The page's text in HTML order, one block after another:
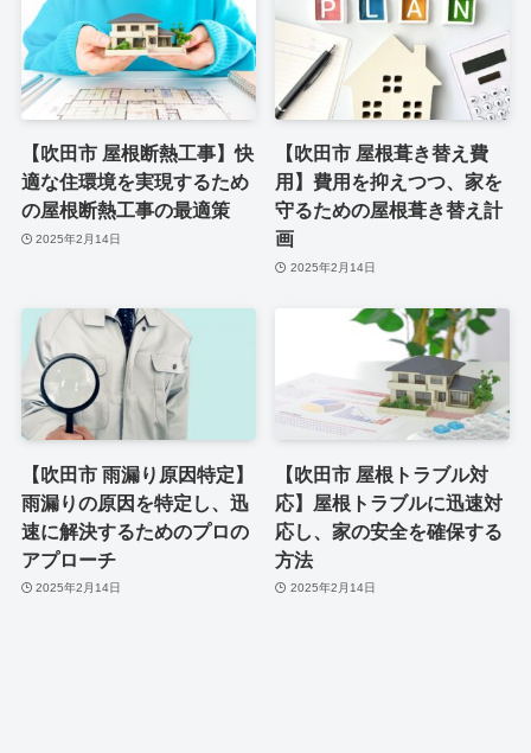
【吹田市 屋根断熱工事】快
適な住環境を実現するため
の屋根断熱工事の最適策
2025年2月14日
【吹田市 屋根葺き替え費
用】費用を抑えつつ、家を
守るための屋根葺き替え計
画
2025年2月14日
【吹田市 雨漏り原因特定】
雨漏りの原因を特定し、迅
速に解決するためのプロの
アプローチ
2025年2月14日
【吹田市 屋根トラブル対
応】屋根トラブルに迅速対
応し、家の安全を確保する
方法
2025年2月14日